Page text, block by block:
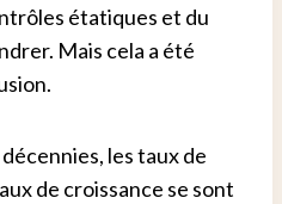
étatiques et du
Mais cela a été
les taux de
de croissance se sont